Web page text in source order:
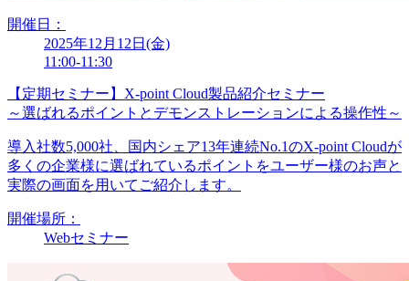
開催日：
2025年12月12日(金)
11:00-11:30
【定期セミナー】X-point Cloud製品紹介セミナー
～選ばれるポイントとデモンストレーションによる操作性～
導入社数5,000社、国内シェア13年連続No.1のX-point Cloudが
多くの企業様に選ばれているポイントをユーザー様のお声と
実際の画面を用いてご紹介します。
開催場所：
Webセミナー